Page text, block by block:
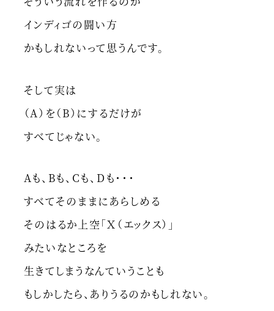
インディゴの闘い方
かもしれないって思うんです。
そして実は
（A）を（B）にするだけが
すべてじゃない。
Aも、Bも、Cも、Dも・・・
すべてそのままにあらしめる
そのはるか上空「Ｘ（エックス）」
みたいなところを
生きてしまうなんていうことも
もしかしたら、ありうるのかもしれない。